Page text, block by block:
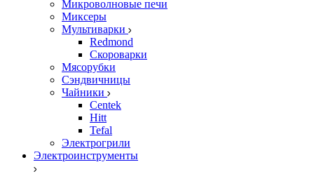
Микроволновые печи
Миксеры
Мультиварки
Redmond
Скороварки
Мясорубки
Сэндвичницы
Чайники
Centek
Hitt
Tefal
Электрогрили
Электроинструменты